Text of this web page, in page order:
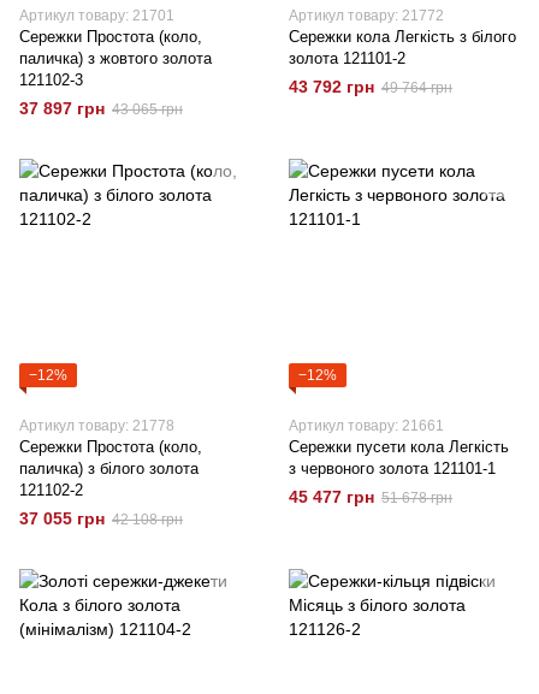
Артикул товару: 21701
Сережки Простота (коло,
паличка) з жовтого золота
121102-3
37 897 грн 43 065 грн
Артикул товару: 21772
Сережки кола Легкість з білого
золота 121101-2
43 792 грн 49 764 грн
−12%
Артикул товару: 21778
Сережки Простота (коло,
паличка) з білого золота
121102-2
37 055 грн 42 108 грн
−12%
Артикул товару: 21661
Сережки пусети кола Легкість
з червоного золота 121101-1
45 477 грн 51 678 грн